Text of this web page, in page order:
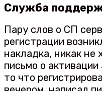
Служба
Пару слов о СП
регистрации
накладка, никак не
письмо о
то что